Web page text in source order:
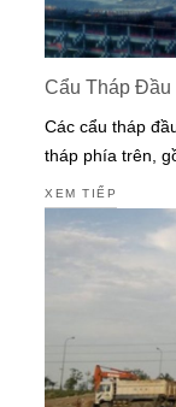
Cẩu Tháp Đầu
Các cẩu tháp
tháp phía trên,
XEM TIẾP